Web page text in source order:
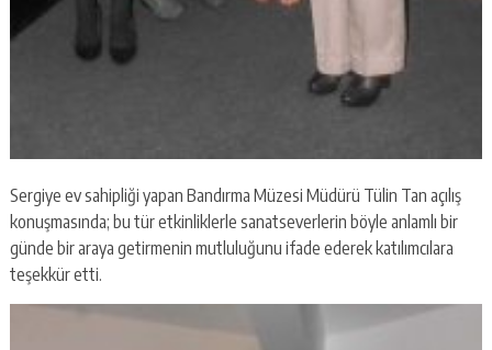
Sergiye ev sahipliği yapan Bandırma Müzesi Müdürü Tülin Tan açılış
konuşmasında; bu tür etkinliklerle sanatseverlerin böyle anlamlı bir
günde bir araya getirmenin mutluluğunu ifade ederek katılımcılara
teşekkür etti.